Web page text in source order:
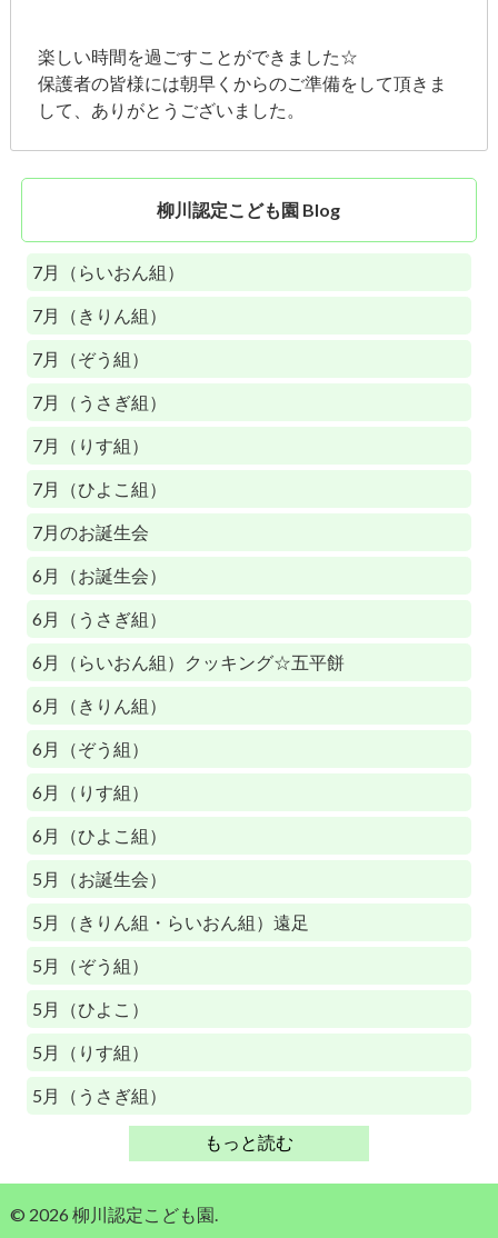
楽しい時間を過ごすことができました☆
保護者の皆様には朝早くからのご準備をして頂きま
して、ありがとうございました。
柳川認定こども園 Blog
7月（らいおん組）
7月（きりん組）
7月（ぞう組）
7月（うさぎ組）
7月（りす組）
7月（ひよこ組）
7月のお誕生会
6月（お誕生会）
6月（うさぎ組）
6月（らいおん組）クッキング☆五平餅
6月（きりん組）
6月（ぞう組）
6月（りす組）
6月（ひよこ組）
5月（お誕生会）
5月（きりん組・らいおん組）遠足
5月（ぞう組）
5月（ひよこ）
5月（りす組）
5月（うさぎ組）
もっと読む
© 2026 柳川認定こども園.